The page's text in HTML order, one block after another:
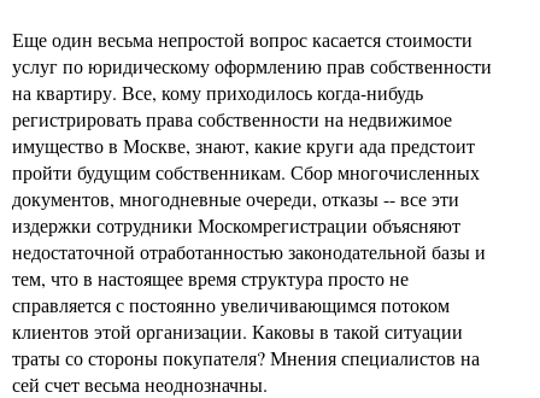
Еще один весьма непростой вопрос касается стоимости
услуг по юридическому оформлению прав собственности
на квартиру. Все, кому приходилось когда-нибудь
регистрировать права собственности на недвижимое
имущество в Москве, знают, какие круги ада предстоит
пройти будущим собственникам. Сбор многочисленных
документов, многодневные очереди, отказы -- все эти
издержки сотрудники Москомрегистрации объясняют
недостаточной отработанностью законодательной базы и
тем, что в настоящее время структура просто не
справляется с постоянно увеличивающимся потоком
клиентов этой организации. Каковы в такой ситуации
траты со стороны покупателя? Мнения специалистов на
сей счет весьма неоднозначны.